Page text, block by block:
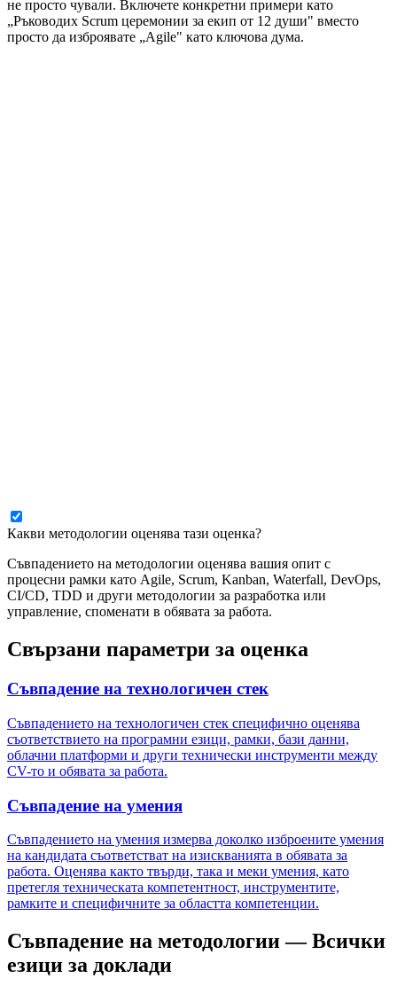
не просто чували. Включете конкретни примери като
„Ръководих Scrum церемонии за екип от 12 души" вместо
просто да изброявате „Agile" като ключова дума.
Какви методологии оценява тази оценка?
Съвпадението на методологии оценява вашия опит с
процесни рамки като Agile, Scrum, Kanban, Waterfall, DevOps,
CI/CD, TDD и други методологии за разработка или
управление, споменати в обявата за работа.
Свързани параметри за оценка
Съвпадение на технологичен стек
Съвпадението на технологичен стек специфично оценява
съответствието на програмни езици, рамки, бази данни,
облачни платформи и други технически инструменти между
CV-то и обявата за работа.
Съвпадение на умения
Съвпадението на умения измерва доколко изброените умения
на кандидата съответстват на изискванията в обявата за
работа. Оценява както твърди, така и меки умения, като
претегля техническата компетентност, инструментите,
рамките и специфичните за областта компетенции.
Съвпадение на методологии — Всички
езици за доклади